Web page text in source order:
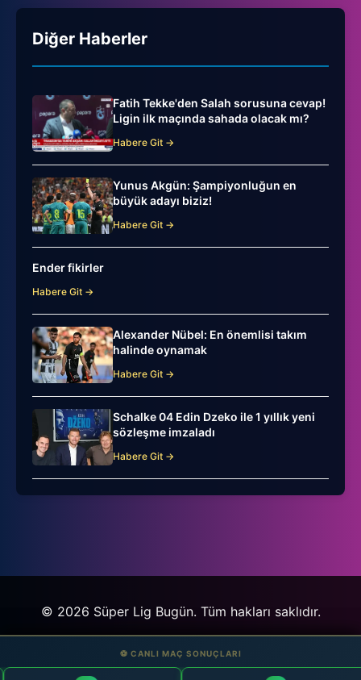
Diğer Haberler
Fatih Tekke'den Salah sorusuna cevap!
Ligin ilk maçında sahada olacak mı?
Habere Git →
Yunus Akgün: Şampiyonluğun en
büyük adayı biziz!
Habere Git →
Ender fikirler
Habere Git →
Alexander Nübel: En önemlisi takım
halinde oynamak
Habere Git →
Schalke 04 Edin Dzeko ile 1 yıllık yeni
sözleşme imzaladı
Habere Git →
⚽ CANLI MAÇ SONUÇLARI
⚽ CANLI MAÇ SONUÇLARI
© 2026 Süper Lig Bugün. Tüm hakları saklıdır.